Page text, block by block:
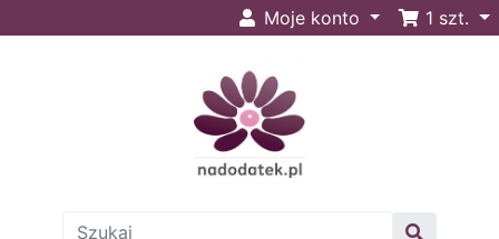
Moje konto 1 szt.